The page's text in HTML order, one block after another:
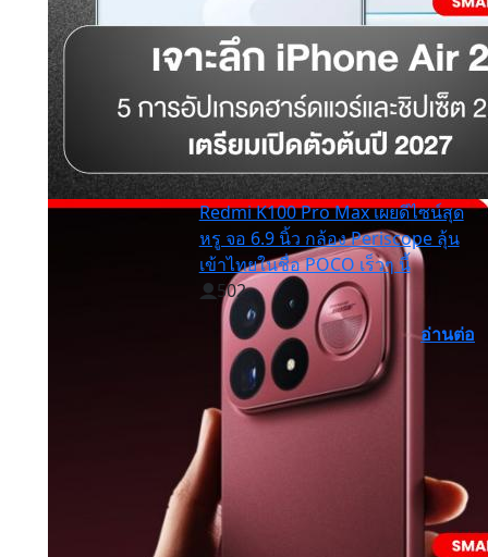
Redmi K100 Pro Max เผยดีไซน์สุด
หรู จอ 6.9 นิ้ว กล้อง Periscope ลุ้น
เข้าไทยในชื่อ POCO เร็วๆ นี้
502
อ่านต่อ